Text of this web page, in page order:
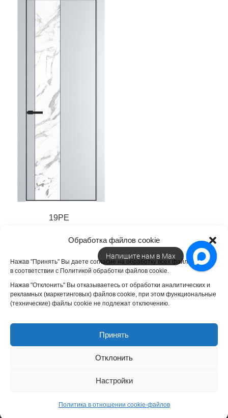
Обработка файлов cookie
Нажав "Принять" Вы даете согласие на обработку всех файлов cookie
в соответствии с Политикой обработки файлов cookie.
Нажав "Отклонить" Вы отказываетесь от обработки аналитических и
рекламных (маркетинговых) файлов cookie, при этом функциональные
(технические) файлы cookie не подлежат отключению.
Принять
Отклонить
Настройки
Политика в отношении cookie-файлов
19PE
20 400 ₽
Межкомнатные двери
ознакомительной. Производитель оставляет за собой право вносить
Политика в отношении данных
Напишите нам в Max